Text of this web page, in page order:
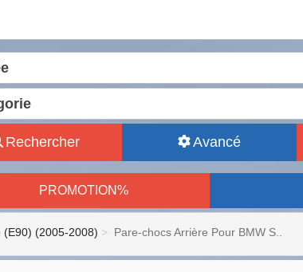
Rechercher Avancé
PROMOTION%
(E90) (2005-2008) Pare-chocs Arrière Pour BMW S..